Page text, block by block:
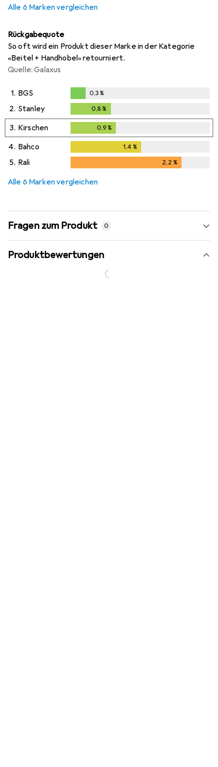
Alle 6 Marken vergleichen
Rückgabequote
So oft wird ein Produkt dieser Marke in der Kategorie
«Beitel + Handhobel» retourniert.
Quelle: Galaxus
1. BGS
0,3%
0,3%
2. Stanley 0,8 %
3. Kirschen 0,9 %
4. Bahco 1,4 %
5. Rali 2,2 %
Alle 6 Marken vergleichen
Fragen zum Produkt 0
Produktbewertungen